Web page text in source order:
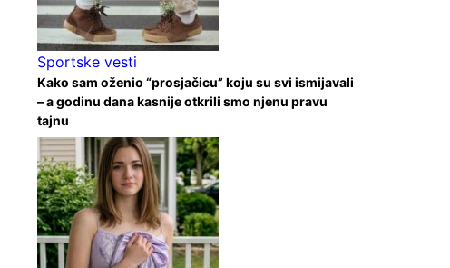
Sportske vesti
Kako sam oženio “prosjačicu” koju su svi ismijavali
– a godinu dana kasnije otkrili smo njenu pravu
tajnu